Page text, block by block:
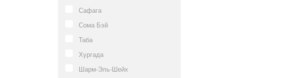
Сафага
Сома Бэй
Таба
Хургада
Шарм-Эль-Шейх